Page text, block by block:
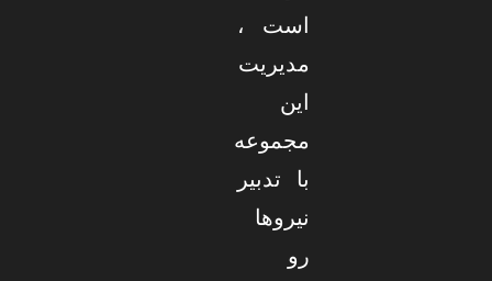
است ،
مدیریت
این
مجموعه
با تدبیر
نیروها
رو